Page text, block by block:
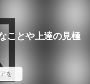
ことや上達の見極
を